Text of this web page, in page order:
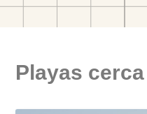
Playas